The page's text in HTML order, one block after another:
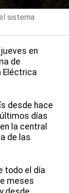
sistema
en
de
Eléctrica
desde hace
días
la central
de las
todo el día
meses